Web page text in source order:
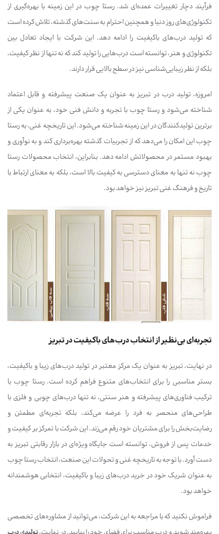
فرآیند دچار تغییرات عمده‌ای شد. رستا چوب در این زمینه با بهره‌گیری از
تکنولوژی‌های روز دنیا و همچنین احترام به سنت‌های گذشته، تلاش کرده است
که تولید درب‌های باکیفیت را ادامه دهد. این شرکت با ایجاد تعادل بین
تکنولوژی و هنر، توانسته است درب‌هایی را تولید کند که نه تنها از نظر کیفیت،
بلکه از نظر زیبایی‌شناسی نیز در سطح بالایی قرار دارند.
امروزه، تولید درب در تبریز به عنوان یک صنعت پیشرفته و قابل اعتماد
شناخته می‌شود و رستا چوب با تجربه و دانش فنی خود، به عنوان یکی از
برترین تولیدکنندگان در این زمینه شناخته می‌شود. این تاریخچه غنی، به رستا
چوب این امکان را می‌دهد که از تجربیات گذشته بهره‌برداری کند و به نوآوری و
بهبود مستمر در محصولاتش ادامه دهد. بنابراین، انتخاب محصولات رستا
چوب نه تنها به معنای دسترسی به کیفیت بالا است، بلکه به معنای ارتباط با
تاریخ و فرهنگ غنی تبریز نیز خواهد بود.
تجربه‌ای بی‌نظیر از انتخاب درب‌های باکیفیت در تبریز
در نهایت، تبریز به عنوان یک مرکز معتبر در تولید درب‌های زیبا و باکیفیت،
بستر مناسبی را برای انتخاب‌های متنوع فراهم کرده است. رستا چوب با
ترکیب فناوری‌های پیشرفته و هنر سنتی، نه تنها درب‌های چوبی و فلزی با
طراحی‌های منحصر به فرد را عرضه می‌کند، بلکه تجربه‌ای مطمئن و
رضایت‌بخش را برای مشتریان خود رقم می‌زند. این شرکت با تمرکز بر کیفیت و
خدمات پس از فروش، توانسته است جایگاه ویژه‌ای در بازار رقابتی تبریز به
دست آورد. با توجه به تاریخچه غنی و تحولات این صنعت، انتخاب رستا چوب
به عنوان شریک خود در خرید درب‌های زیبا و باکیفیت، انتخابی هوشمندانه
خواهد بود.
فراموش نکنید که با مراجعه به این شرکت، می‌توانید از مشاوره‌های تخصصی